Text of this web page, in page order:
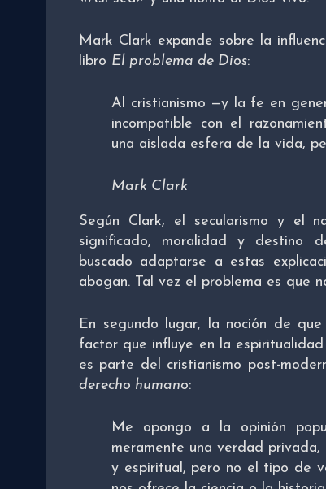
Mark Clark expande sobre la
libro El problema de Dios:
Al cristianismo —y la fe en
incompatible con el
una aislada esfera de la vida,
Mark Clark
Según Clark, el secularismo y el
significado, moralidad y destino
buscado adaptarse a estas
abogan. Tal vez el problema es que
En segundo lugar, la noción de
factor que influye en la
es parte del cristianismo post-
derecho humano:
Me opongo a la opinión
meramente una verdad
y espiritual, pero no el tipo de